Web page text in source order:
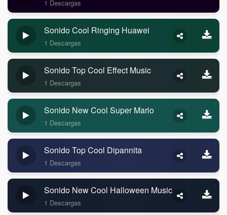
1 Descargas
Sonido Cool Ringing Huawei
1 Descargas
Sonido Top Cool Effect Music
1 Descargas
Sonido New Cool Super Mario
1 Descargas
Sonido Top Cool Dipannita
1 Descargas
Sonido New Cool Halloween Music
1 Descargas